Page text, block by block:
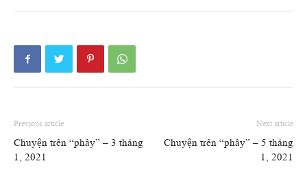
Previous article
Chuyện trên “phây” – 3 tháng
1, 2021
Next article
Chuyện trên “phây” – 5 tháng
1, 2021